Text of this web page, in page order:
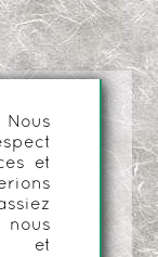
et
et